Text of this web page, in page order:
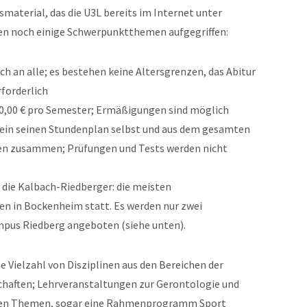
das die U3L bereits im Internet unter
noch einige Schwerpunktthemen aufgegriffen:
an alle; es bestehen keine Altersgrenzen, das Abitur
€ pro Semester; Ermäßigungen sind möglich
seinen Stundenplan selbst und aus dem gesamten
zusammen; Prüfungen und Tests werden nicht
Kalbach-Riedberger: die meisten
in Bockenheim statt. Es werden nur zwei
Riedberg angeboten (siehe unten).
Vielzahl von Disziplinen aus den Bereichen der
Lehrveranstaltungen zur Gerontologie und
Themen, sogar eine Rahmenprogramm Sport